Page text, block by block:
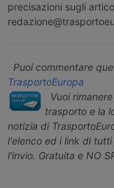
precisazioni sugli
Puoi commentare
TrasportoEuropa
Vuoi
trasporto e la
notizia di
l'elenco ed i link di
l'invio. Gratuita e NO